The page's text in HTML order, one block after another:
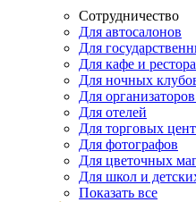
Сотрудничество
Для автосалонов
Для
Для кафе и
Для ночных
Для
Для отелей
Для торговых
Для фотографов
Для цветочных
Для школ и
Показать все